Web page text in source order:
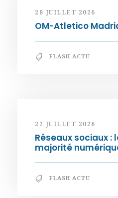
28 JUILLET 2026
OM-Atletico
FLASH ACTU
22 JUILLET 2026
Réseaux sociaux :
majorité
FLASH ACTU